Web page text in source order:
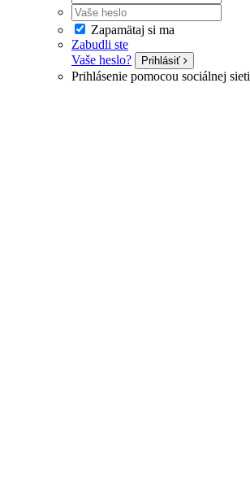
Zapamätaj si ma
Zabudli ste
Vaše heslo?
Prihlásiť
Prihlásenie pomocou sociálnej sieti